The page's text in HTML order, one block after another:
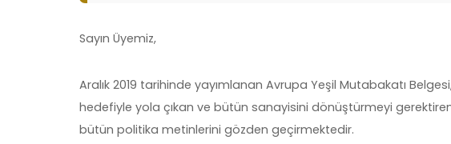
Sayın Üyemiz,
Aralık 2019 tarihinde yayımlanan Avrupa Yeşil Mutabakatı
hedefiyle yola çıkan ve bütün sanayisini dönüştürmeyi
bütün politika metinlerini gözden geçirmektedir.